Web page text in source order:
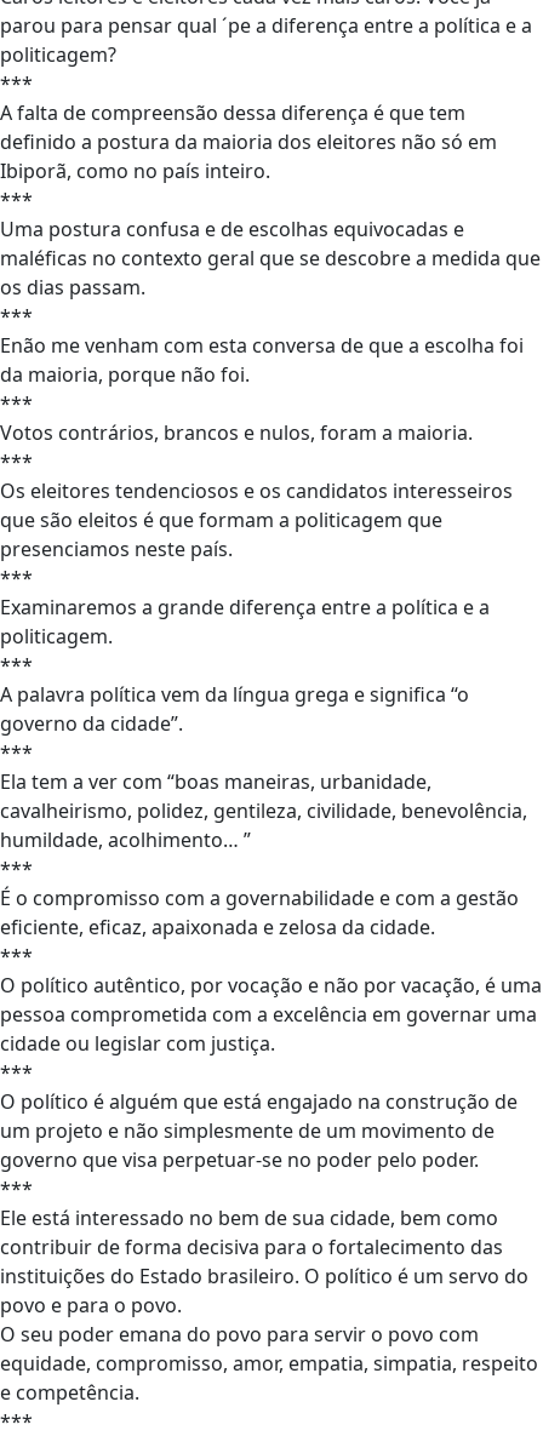
parou para pensar qual ´pe a diferença entre a política e a
politicagem?
***
A falta de compreensão dessa diferença é que tem
definido a postura da maioria dos eleitores não só em
Ibiporã, como no país inteiro.
***
Uma postura confusa e de escolhas equivocadas e
maléficas no contexto geral que se descobre a medida que
os dias passam.
***
Enão me venham com esta conversa de que a escolha foi
da maioria, porque não foi.
***
Votos contrários, brancos e nulos, foram a maioria.
***
Os eleitores tendenciosos e os candidatos interesseiros
que são eleitos é que formam a politicagem que
presenciamos neste país.
***
Examinaremos a grande diferença entre a política e a
politicagem.
***
A palavra política vem da língua grega e significa “o
governo da cidade”.
***
Ela tem a ver com “boas maneiras, urbanidade,
cavalheirismo, polidez, gentileza, civilidade, benevolência,
humildade, acolhimento… ”
***
É o compromisso com a governabilidade e com a gestão
eficiente, eficaz, apaixonada e zelosa da cidade.
***
O político autêntico, por vocação e não por vacação, é uma
pessoa comprometida com a excelência em governar uma
cidade ou legislar com justiça.
***
O político é alguém que está engajado na construção de
um projeto e não simplesmente de um movimento de
governo que visa perpetuar-se no poder pelo poder.
***
Ele está interessado no bem de sua cidade, bem como
contribuir de forma decisiva para o fortalecimento das
instituições do Estado brasileiro. O político é um servo do
povo e para o povo.
O seu poder emana do povo para servir o povo com
equidade, compromisso, amor, empatia, simpatia, respeito
e competência.
***